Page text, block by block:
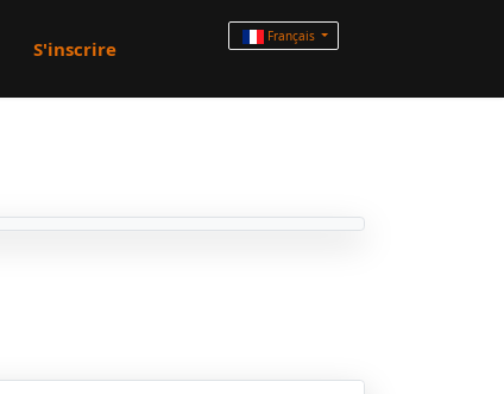
S'inscrire
Français